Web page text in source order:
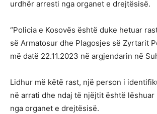
urdhër arresti nga organet e drejtësisë.
“Policia e Kosovës është duke hetuar
së Armatosur dhe Plagosjes së Zyrtarit
më datë 22.11.2023 në argjendarin në
Lidhur më këtë rast, një person i
në arrati dhe ndaj të njëjtit është
nga organet e drejtësisë.